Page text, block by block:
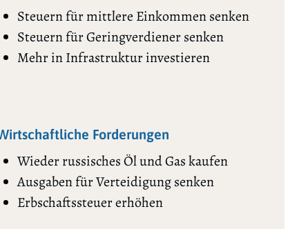
Steuern für mittlere Einkommen senken
Steuern für Geringverdiener senken
Mehr in Infrastruktur investieren
Forderungen
Wieder russisches Öl und Gas kaufen
Ausgaben für Verteidigung senken
Erbschaftssteuer erhöhen